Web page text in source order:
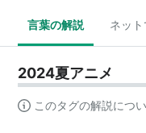
言葉の解説 ネット
2024夏アニメ
このタグの解説につ